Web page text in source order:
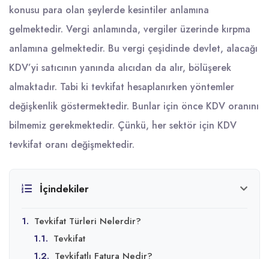
konusu para olan şeylerde kesintiler anlamına
gelmektedir. Vergi anlamında, vergiler üzerinde kırpma
anlamına gelmektedir. Bu vergi çeşidinde devlet, alacağı
KDV’yi satıcının yanında alıcıdan da alır, bölüşerek
almaktadır. Tabi ki tevkifat hesaplanırken yöntemler
değişkenlik göstermektedir. Bunlar için önce KDV oranını
bilmemiz gerekmektedir. Çünkü, her sektör için KDV
tevkifat oranı değişmektedir.
İçindekiler
1. Tevkifat Türleri Nelerdir?
1.1. Tevkifat
1.2. Tevkifatlı Fatura Nedir?